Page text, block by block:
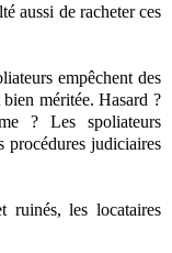
aussi de racheter ces
empêchent des
méritée. Hasard ?
? Les spoliateurs
procédures judiciaires
ruinés, les locataires